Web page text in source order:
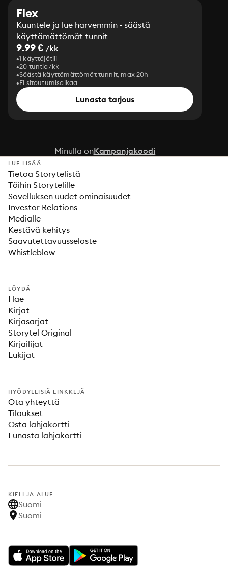
Flex
Kuuntele ja lue harvemmin - säästä
käyttämättömät tunnit
9.99 € /kk
1 käyttäjätili
20 tuntia/kk
Säästä käyttämättömät tunnit, max 20h
Ei sitoutumisaikaa
Lunasta tarjous
Minulla onKampanjakoodi
LUE LISÄÄ
Tietoa Storytelistä
Töihin Storytelille
Sovelluksen uudet ominaisuudet
Investor Relations
Medialle
Kestävä kehitys
Saavutettavuusseloste
Whistleblow
LÖYDÄ
Hae
Kirjat
Kirjasarjat
Storytel Original
Kirjailijat
Lukijat
HYÖDYLLISIÄ LINKKEJÄ
Ota yhteyttä
Tilaukset
Osta lahjakortti
Lunasta lahjakortti
KIELI JA ALUE
Suomi
Suomi